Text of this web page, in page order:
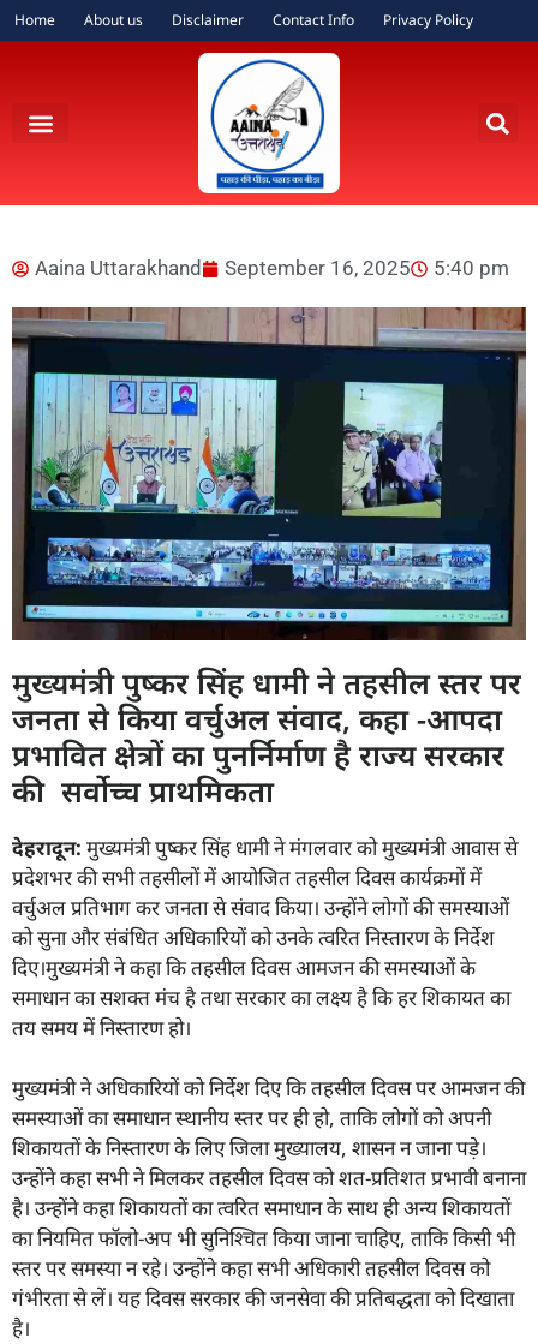
Home About us Disclaimer Contact Info Privacy Policy
Aaina Uttarakhand September 16, 2025 5:40 pm
मुख्यमंत्री पुष्कर सिंह धामी ने तहसील स्तर पर
जनता से किया वर्चुअल संवाद, कहा -आपदा
प्रभावित क्षेत्रों का पुनर्निर्माण है राज्य सरकार
की सर्वोच्च प्राथमिकता
देहरादून: मुख्यमंत्री पुष्कर सिंह धामी ने मंगलवार को मुख्यमंत्री आवास से
प्रदेशभर की सभी तहसीलों में आयोजित तहसील दिवस कार्यक्रमों में
वर्चुअल प्रतिभाग कर जनता से संवाद किया। उन्होंने लोगों की समस्याओं
को सुना और संबंधित अधिकारियों को उनके त्वरित निस्तारण के निर्देश
दिए।मुख्यमंत्री ने कहा कि तहसील दिवस आमजन की समस्याओं के
समाधान का सशक्त मंच है तथा सरकार का लक्ष्य है कि हर शिकायत का
तय समय में निस्तारण हो।
मुख्यमंत्री ने अधिकारियों को निर्देश दिए कि तहसील दिवस पर आमजन की
समस्याओं का समाधान स्थानीय स्तर पर ही हो, ताकि लोगों को अपनी
शिकायतों के निस्तारण के लिए जिला मुख्यालय, शासन न जाना पड़े।
उन्होंने कहा सभी ने मिलकर तहसील दिवस को शत-प्रतिशत प्रभावी बनाना
है। उन्होंने कहा शिकायतों का त्वरित समाधान के साथ ही अन्य शिकायतों
का नियमित फॉलो-अप भी सुनिश्चित किया जाना चाहिए, ताकि किसी भी
स्तर पर समस्या न रहे। उन्होंने कहा सभी अधिकारी तहसील दिवस को
गंभीरता से लें। यह दिवस सरकार की जनसेवा की प्रतिबद्धता को दिखाता
है।